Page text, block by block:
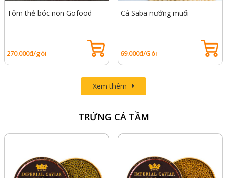
Tôm thẻ bóc nõn Gofood
270.000đ/gói
Cá Saba nướng muối
69.000đ/Gói
Xem thêm
TRỨNG CÁ TẦM